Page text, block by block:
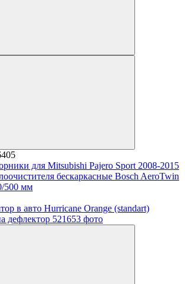
для Mitsubishi Pajero Sport 2008-2015
бескаркасные Bosch AeroTwin
500 мм